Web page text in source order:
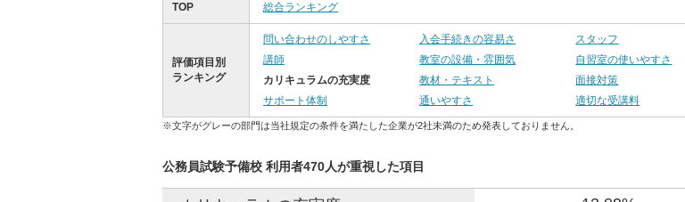
TOP 総合ランキング
評価項目別
ランキング
問い合わせのしやすさ 入会手続きの容易さ
スタッフ
講師
教室の設備・雰囲気
自習室の使いやすさ
カリキュラムの充実度
教材・テキスト
面接対策
サポート体制
通いやすさ 適切な受講料
※文字がグレーの部門は当社規定の条件を満たした企業が2社未満のため発表しておりません。
公務員試験予備校 利用者470人が重視した項目